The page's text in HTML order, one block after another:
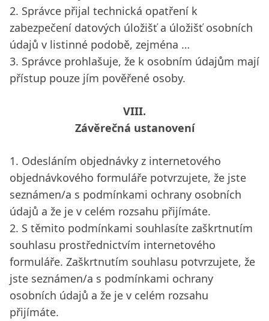
2. Správce přijal technická opatření k
zabezpečení datových úložišť a úložišť osobních
údajů v listinné podobě, zejména …
3. Správce prohlašuje, že k osobním údajům mají
přístup pouze jím pověřené osoby.
VIII.
Závěrečná ustanovení
1. Odesláním objednávky z internetového
objednávkového formuláře potvrzujete, že jste
seznámen/a s podmínkami ochrany osobních
údajů a že je v celém rozsahu přijímáte.
2. S těmito podmínkami souhlasíte zaškrtnutím
souhlasu prostřednictvím internetového
formuláře. Zaškrtnutím souhlasu potvrzujete, že
jste seznámen/a s podmínkami ochrany
osobních údajů a že je v celém rozsahu
přijímáte.